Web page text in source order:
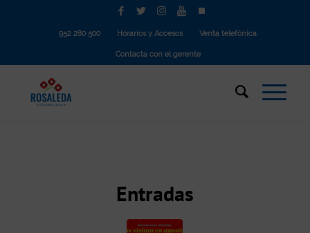
952 280 500 Horarios y Accesos Venta telefónica
Contacta con el gerente
Entradas